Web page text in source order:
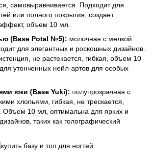
самовыравнивается. Подходит для
или полного покрытия, создает
объем 10 мл.
(Base Potal №5): молочная с мелкой
для элегантных и роскошных дизайнов.
не растекается, гибкая, объем 10
утонченных нейл-артов для особых
юки (Base Yuki): полупрозрачная с
хлопьями, гибкая, не трескается,
Объем 10 мл, оптимальна для ярких и
таких как голографический